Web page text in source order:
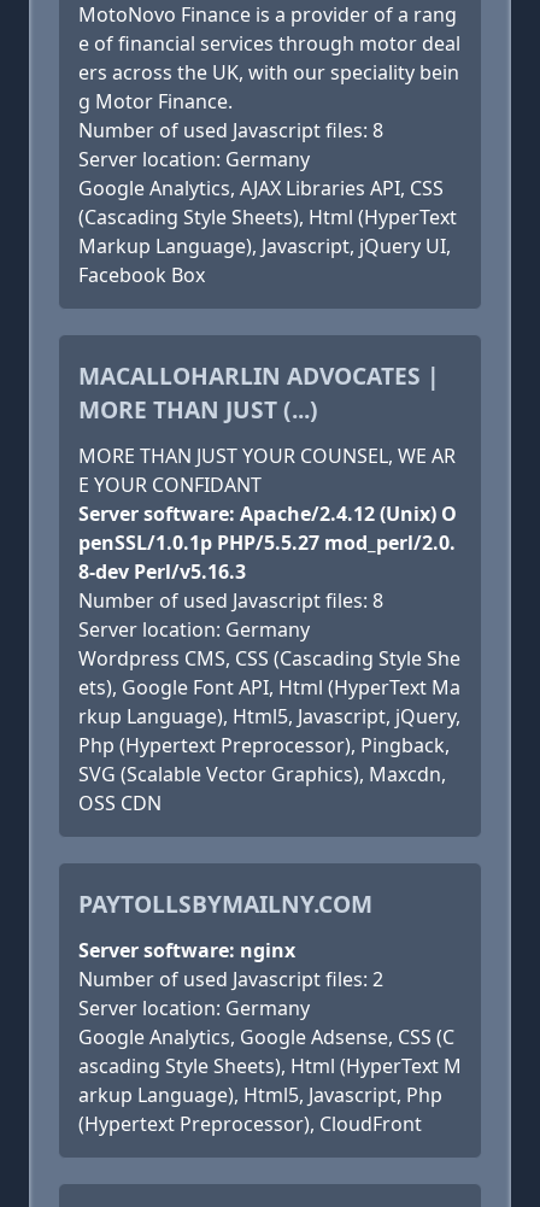
MotoNovo Finance is a provider of a rang
e of financial services through motor deal
ers across the UK, with our speciality bein
g Motor Finance.
Number of used Javascript files: 8
Server location: Germany
Google Analytics, AJAX Libraries API, CSS
(Cascading Style Sheets), Html (HyperText
Markup Language), Javascript, jQuery UI,
Facebook Box
MACALLOHARLIN ADVOCATES |
MORE THAN JUST (...)
MORE THAN JUST YOUR COUNSEL, WE AR
E YOUR CONFIDANT
Server software: Apache/2.4.12 (Unix) O
penSSL/1.0.1p PHP/5.5.27 mod_perl/2.0.
8-dev Perl/v5.16.3
Number of used Javascript files: 8
Server location: Germany
Wordpress CMS, CSS (Cascading Style She
ets), Google Font API, Html (HyperText Ma
rkup Language), Html5, Javascript, jQuery,
Php (Hypertext Preprocessor), Pingback,
SVG (Scalable Vector Graphics), Maxcdn,
OSS CDN
PAYTOLLSBYMAILNY.COM
Server software: nginx
Number of used Javascript files: 2
Server location: Germany
Google Analytics, Google Adsense, CSS (C
ascading Style Sheets), Html (HyperText M
arkup Language), Html5, Javascript, Php
(Hypertext Preprocessor), CloudFront